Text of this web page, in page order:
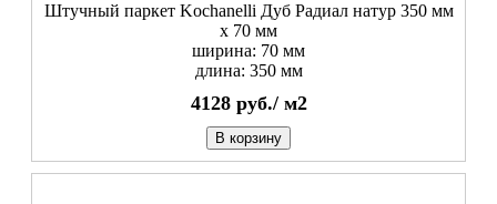
Штучный паркет Kochanelli Дуб Радиал натур 350 мм
х 70 мм
ширина: 70 мм
длина: 350 мм
4128 руб./ м2
В корзину